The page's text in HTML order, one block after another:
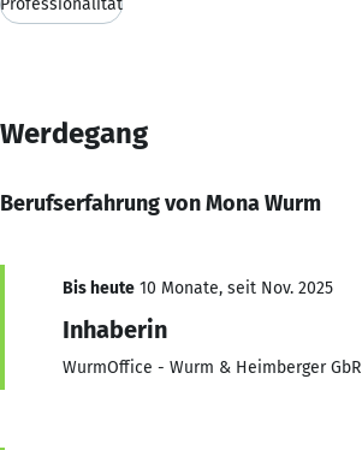
Werdegang
Berufserfahrung von Mona Wurm
Bis heute 10 Monate, seit Nov. 2025
Inhaberin
WurmOffice - Wurm & Heimberger GbR